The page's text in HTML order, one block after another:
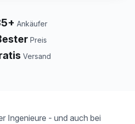
Ankäufer
Preis
Versand
Ingenieure - und auch bei